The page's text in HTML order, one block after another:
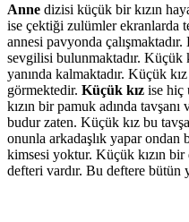
Anne dizisi küçük bir kızın
ise çektiği zulümler ekranlarda
annesi pavyonda
sevgilisi bulunmaktadır. Küçük
yanında kalmaktadır. Küçük
görmektedir. Küçük kız ise hiç
kızın bir pamuk adında
budur zaten. Küçük kız bu
onunla arkadaşlık yapar ondan
kimsesi yoktur. Küçük kızın bir
defteri vardır. Bu deftere bütün